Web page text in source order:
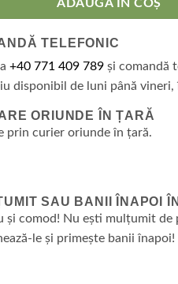
ADAUGĂ ÎN COȘ
TELEFONIC
+40 771 409 789 și comandă
disponibil de luni până
ORIUNDE ÎN ȚARĂ
prin curier oriunde în țară.
SAU BANII ÎNAPOI
și comod! Nu ești mulțumit de
le și primește banii înapoi!